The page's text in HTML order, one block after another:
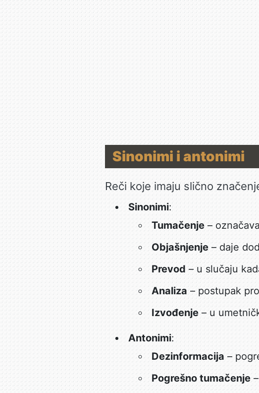
Sinonimi i antonimi
Reči koje imaju slično
Sinonimi:
Tumačenje–
Objašnjenje– daje
Prevod – u slučaju
Analiza– postupak
Izvođenje– u
Antonimi:
Dezinformacija–
Pogrešno tumačenje–